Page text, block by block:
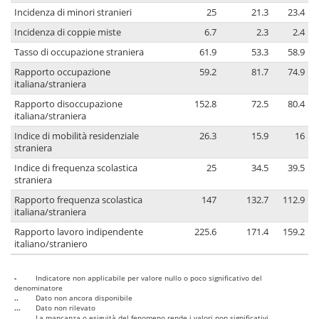
Incidenza di minori stranieri
25 21.3
23.4
Incidenza di coppie miste
6.7 2.3
2.4
Tasso di occupazione straniera
61.9 53.3
58.9
Rapporto occupazione
italiana/straniera
59.2 81.7 74.9
Rapporto disoccupazione
italiana/straniera
152.8 72.5 80.4
Indice di mobilità residenziale
straniera
26.3 15.9 16
Indice di frequenza scolastica
straniera
25 34.5 39.5
Rapporto frequenza scolastica
italiana/straniera
147 132.7 112.9
Rapporto lavoro indipendente
italiano/straniero
225.6 171.4 159.2
-
Indicatore non applicabile per valore nullo o poco significativo del
denominatore
..
Dato non ancora disponibile
...
Dato non rilevato